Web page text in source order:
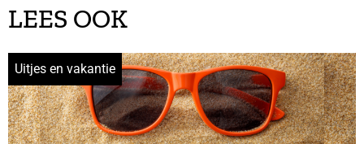
LEES OOK
Uitjes en vakantie